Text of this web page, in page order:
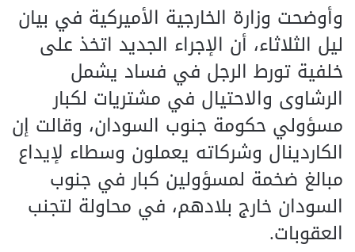
وأوضحت وزارة الخارجية الأميركية في بيان
ليل الثلاثاء، أن الإجراء الجديد اتخذ على
خلفية تورط الرجل في فساد يشمل
الرشاوى والاحتيال في مشتريات لكبار
مسؤولي حكومة جنوب السودان، وقالت إن
الكاردينال وشركاته يعملون وسطاء لإيداع
مبالغ ضخمة لمسؤولين كبار في جنوب
السودان خارج بلادهم، في محاولة لتجنب
العقوبات.